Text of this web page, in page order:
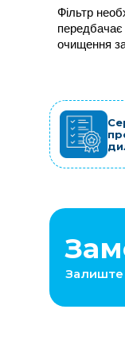
Фільтр
очищення
Залиште